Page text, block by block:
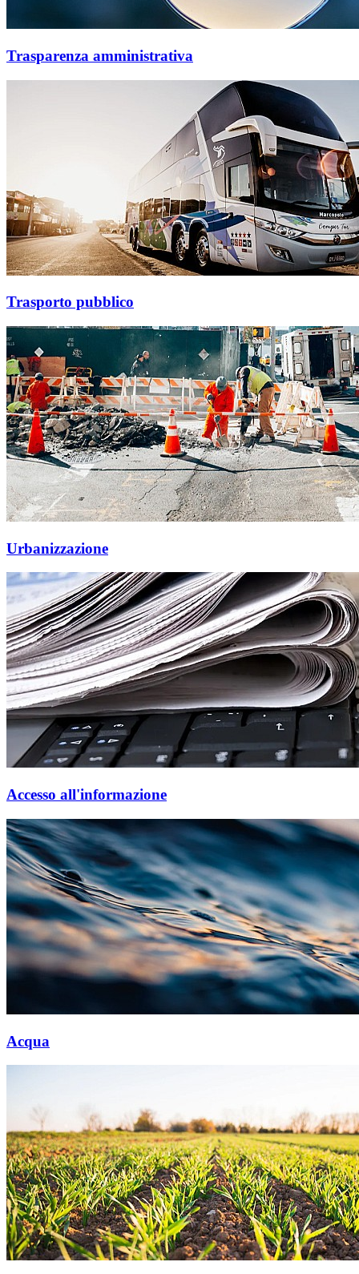
Trasparenza amministrativa
Trasporto pubblico
Urbanizzazione
Accesso all'informazione
Acqua